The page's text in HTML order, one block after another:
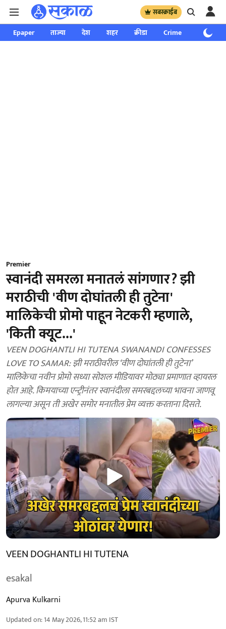
सबस्क्राईब
Epaper ताज्या देश शहर क्रीडा Crime साप्ताहिक
Premier
स्वानंदी समरला मनातलं सांगणार? झी
मराठीची 'वीण दोघांतली ही तुटेना'
मालिकेची प्रोमो पाहून नेटकरी म्हणाले,
'किती क्यूट...'
VEEN DOGHANTLI HI TUTENA SWANANDI CONFESSES
LOVE TO SAMAR: झी मराठीवरील ‘वीण दोघांतली ही तुटेना’
मालिकेचा नवीन प्रोमो सध्या सोशल मीडियावर मोठ्या प्रमाणात व्हायरल
होत आहे. किमयाच्या एन्ट्रीनंतर स्वानंदीला समरबद्दलच्या भावना जाणवू
लागल्या असून ती अखेर समोर मनातील प्रेम व्यक्त करताना दिसते.
VEEN DOGHANTLI HI TUTENA
esakal
Apurva Kulkarni
Updated on:14 May 2026, 11:52 am IST